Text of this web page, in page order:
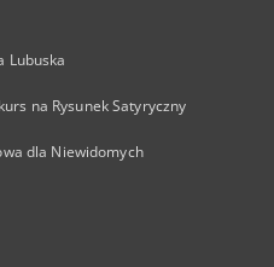
Lubuska
na Rysunek Satyryczny
dla Niewidomych